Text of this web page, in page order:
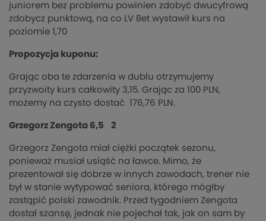
juniorem bez problemu powinien zdobyć dwucyfrową
zdobycz punktową, na co LV Bet wystawił kurs na
poziomie 1,70
Propozycja kuponu:
Grając oba te zdarzenia w dublu otrzymujemy
przyzwoity kurs całkowity 3,15. Grając za 100 PLN,
możemy na czysto dostać 176,76 PLN.
Grzegorz Zengota 6,5 2
Grzegorz Zengota miał ciężki początek sezonu,
ponieważ musiał usiąść na ławce. Mimo, że
prezentował się dobrze w innych zawodach, trener nie
był w stanie wytypować seniora, którego mógłby
zastąpić polski zawodnik. Przed tygodniem Zengota
dostał szansę, jednak nie pojechał tak, jak on sam by